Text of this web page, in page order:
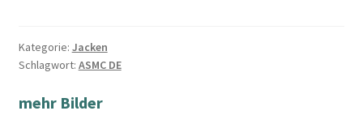
Kategorie: Jacken
Schlagwort: ASMC DE
mehr Bilder